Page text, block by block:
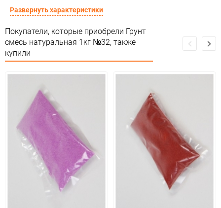
Предназначение товара
Сертификация Не подлежит сертификации
Особые условия Особых условий не требует
Количество в коробке
Единица измерения
Развернуть характеристики
Покупатели, которые приобрели Грунт
смесь натуральная 1кг №32, также
купили